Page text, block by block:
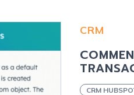
CRM
CRM